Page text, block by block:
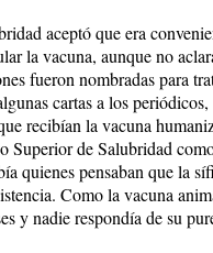
aceptó que era
la vacuna, aunque no
fueron nombradas para
cartas a los
recibían la vacuna
Superior de Salubridad
quienes pensaban que la
Como la vacuna
y nadie respondía de su